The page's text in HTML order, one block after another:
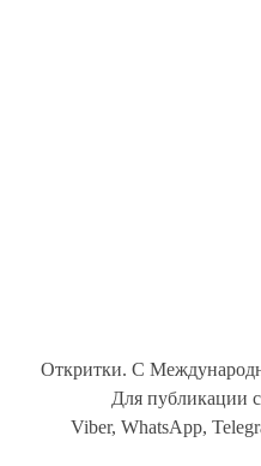
Откритки. С
Для публикации
Viber, WhatsApp,